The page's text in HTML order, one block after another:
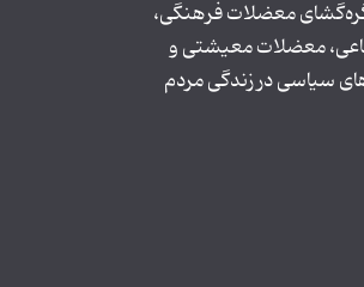
معضلات فرهنگی،
معضلات معیشتی و
سیاسی در زندگی مردم